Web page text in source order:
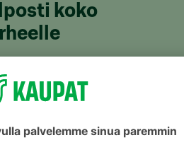
koko
S-ryhmän myymälät, niiden
ja tuotteiden hinnat. Voit
ja jakaa sen